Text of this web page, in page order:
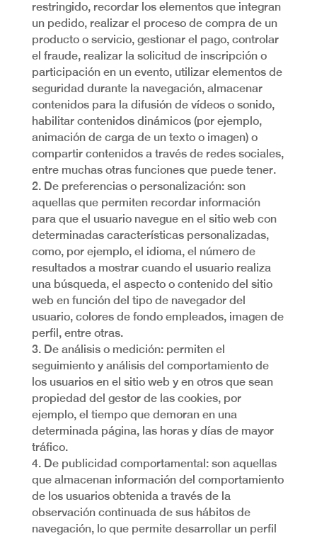
restringido, recordar los elementos que integran
un pedido, realizar el proceso de compra de un
producto o servicio, gestionar el pago, controlar
el fraude, realizar la solicitud de inscripción o
participación en un evento, utilizar elementos de
seguridad durante la navegación, almacenar
contenidos para la difusión de vídeos o sonido,
habilitar contenidos dinámicos (por ejemplo,
animación de carga de un texto o imagen) o
compartir contenidos a través de redes sociales,
entre muchas otras funciones que puede tener.
2. De preferencias o personalización: son
aquellas que permiten recordar información
para que el usuario navegue en el sitio web con
determinadas características personalizadas,
como, por ejemplo, el idioma, el número de
resultados a mostrar cuando el usuario realiza
una búsqueda, el aspecto o contenido del sitio
web en función del tipo de navegador del
usuario, colores de fondo empleados, imagen de
perfil, entre otras.
3. De análisis o medición: permiten el
seguimiento y análisis del comportamiento de
los usuarios en el sitio web y en otros que sean
propiedad del gestor de las cookies, por
ejemplo, el tiempo que demoran en una
determinada página, las horas y días de mayor
tráfico.
4. De publicidad comportamental: son aquellas
que almacenan información del comportamiento
de los usuarios obtenida a través de la
observación continuada de sus hábitos de
navegación, lo que permite desarrollar un perfil